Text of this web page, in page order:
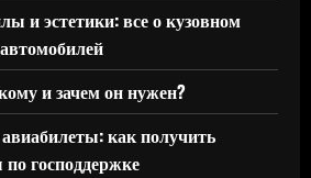
и эстетики: все о кузовном
и зачем он нужен?
как получить
господдержке